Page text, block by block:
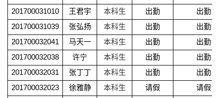
201700031010
王君宇 本科生 出勤
出勤
201700031039
张弘扬 本科生 出勤
出勤
201700032041
马天一 本科生 出勤
出勤
201700032038
许宁 本科生 出勤
出勤
201700032031
张丁丁 本科生 出勤
出勤
201700032023
徐雅静 本科生 请假
请假